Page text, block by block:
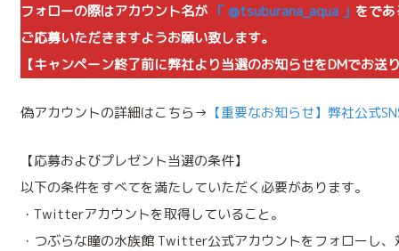
フォローの際はアカウント名が 「 @tsuburana_aqua 」 をで
ご応募いただきますようお願い致します。
【キャンペーン終了前に弊社より当選のお知らせをDMでお送
偽アカウントの詳細はこちら→ 【重要なお知らせ】弊社公式
【応募およびプレゼント当選の条件】
以下の条件をすべてを満たしていただく必要があります。
・Twitterアカウントを取得していること。
・つぶらな瞳の水族館 Twitter公式アカウントをフォローし、